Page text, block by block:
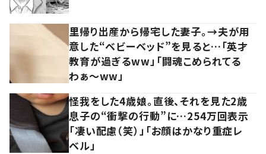
里帰り出産から帰宅した妻子。→夫が用
意した“ベビーベッド”を見ると…「英才
教育が過ぎるww」「闘魂こめられてる
わぁ～ww」
怪我をした4歳娘。直後、それを見た2歳
息子の“衝撃の行動”に…254万回表示
「凄い配慮（笑）」「お顔はかなり重症レ
ベル」